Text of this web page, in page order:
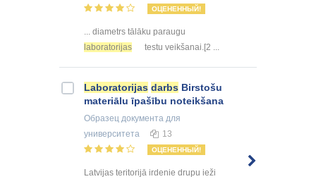
ОЦЕНЕННЫЙ!
... diametrs tālāku paraugu
laboratorijas
testu veikšanai.[2 ...
Laboratorijas darbs Birstošu
materiālu īpašību noteikšana
Образец документа для
университета
13
ОЦЕНЕННЫЙ!
Latvijas teritorijā irdenie drupu ieži